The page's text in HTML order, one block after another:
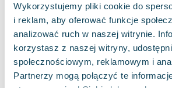
Wykorzystujemy pliki cookie do
i reklam, aby oferować funkcje
analizować ruch w naszej witrynie.
korzystasz z naszej witryny,
społecznościowym, reklamowym i
Partnerzy mogą połączyć te
Blake
Zysk i S-ka,2016 | Peter
Biografia ta ukazuje
dziełami artystycznymi i
Blake'a. Blake, wybitny
0.0
Twarda
Pakujemy jutro